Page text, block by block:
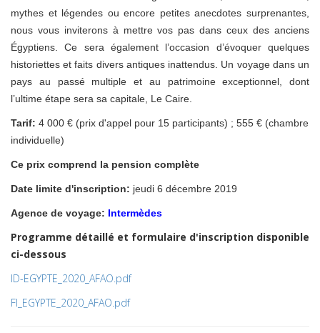
mythes et légendes ou encore petites anecdotes surprenantes,
nous vous inviterons à mettre vos pas dans ceux des anciens
Égyptiens. Ce sera également l’occasion d’évoquer quelques
historiettes et faits divers antiques inattendus. Un voyage dans un
pays au passé multiple et au patrimoine exceptionnel, dont
l’ultime étape sera sa capitale, Le Caire.
Tarif: 4 000 € (prix d'appel pour 15 participants) ; 555 € (chambre
individuelle)
Ce prix comprend la pension complète
Date limite d'inscription: jeudi 6 décembre 2019
Agence de voyage: Intermèdes
Programme détaillé et formulaire d'inscription disponible
ci-dessous
ID-EGYPTE_2020_AFAO.pdf
FI_EGYPTE_2020_AFAO.pdf